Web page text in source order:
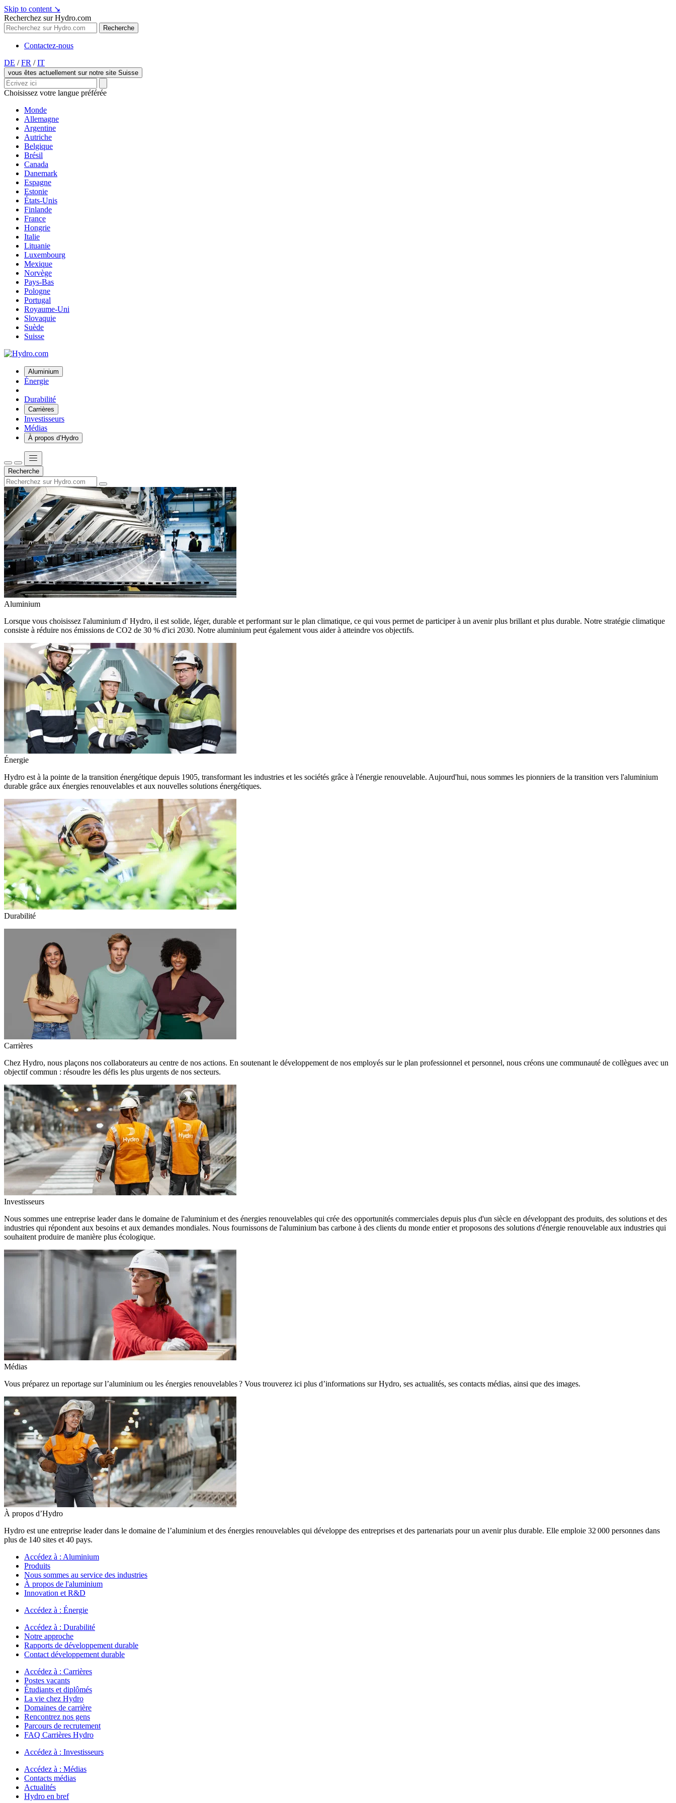
Skip to content ↘
Recherchez sur Hydro.com
Recherche
Contactez-nous
DE / FR / IT
vous êtes actuellement sur notre site Suisse
Choisissez votre langue préférée
Monde
Allemagne
Argentine
Autriche
Belgique
Brésil
Canada
Danemark
Espagne
Estonie
États-Unis
Finlande
France
Hongrie
Italie
Lituanie
Luxembourg
Mexique
Norvège
Pays-Bas
Pologne
Portugal
Royaume-Uni
Slovaquie
Suède
Suisse
Aluminium
Énergie
Durabilité
Carrières
Investisseurs
Médias
À propos d’Hydro
Recherche
Aluminium
Lorsque vous choisissez l'aluminium d' Hydro, il est solide, léger, durable et performant sur le plan climatique, ce qui vous permet de participer à un avenir plus brillant et plus durable. Notre stratégie climatique
consiste à réduire nos émissions de CO2 de 30 % d'ici 2030. Notre aluminium peut également vous aider à atteindre vos objectifs.
Énergie
Hydro est à la pointe de la transition énergétique depuis 1905, transformant les industries et les sociétés grâce à l'énergie renouvelable. Aujourd'hui, nous sommes les pionniers de la transition vers l'aluminium
durable grâce aux énergies renouvelables et aux nouvelles solutions énergétiques.
Durabilité
Carrières
Chez Hydro, nous plaçons nos collaborateurs au centre de nos actions. En soutenant le développement de nos employés sur le plan professionnel et personnel, nous créons une communauté de collègues avec un
objectif commun : résoudre les défis les plus urgents de nos secteurs.
Investisseurs
Nous sommes une entreprise leader dans le domaine de l'aluminium et des énergies renouvelables qui crée des opportunités commerciales depuis plus d'un siècle en développant des produits, des solutions et des
industries qui répondent aux besoins et aux demandes mondiales. Nous fournissons de l'aluminium bas carbone à des clients du monde entier et proposons des solutions d'énergie renouvelable aux industries qui
souhaitent produire de manière plus écologique.
Médias
Vous préparez un reportage sur l’aluminium ou les énergies renouvelables ? Vous trouverez ici plus d’informations sur Hydro, ses actualités, ses contacts médias, ainsi que des images.
À propos d’Hydro
Hydro est une entreprise leader dans le domaine de l’aluminium et des énergies renouvelables qui développe des entreprises et des partenariats pour un avenir plus durable. Elle emploie 32 000 personnes dans
plus de 140 sites et 40 pays.
Accédez à : Aluminium
Produits
Nous sommes au service des industries
À propos de l'aluminium
Innovation et R&D
Accédez à : Énergie
Accédez à : Durabilité
Notre approche
Rapports de développement durable
Contact développement durable
Accédez à : Carrières
Postes vacants
Étudiants et diplômés
La vie chez Hydro
Domaines de carrière
Rencontrez nos gens
Parcours de recrutement
FAQ Carrières Hydro
Accédez à : Investisseurs
Accédez à : Médias
Contacts médias
Actualités
Hydro en bref